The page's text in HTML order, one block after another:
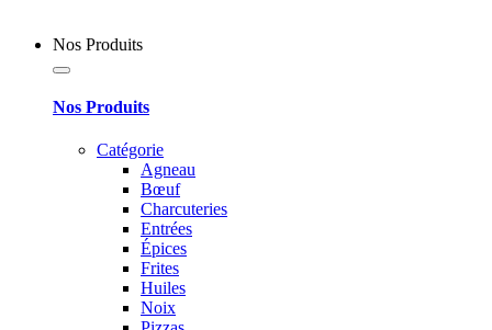
Nos Produits
Nos Produits
Catégorie
Agneau
Bœuf
Charcuteries
Entrées
Épices
Frites
Huiles
Noix